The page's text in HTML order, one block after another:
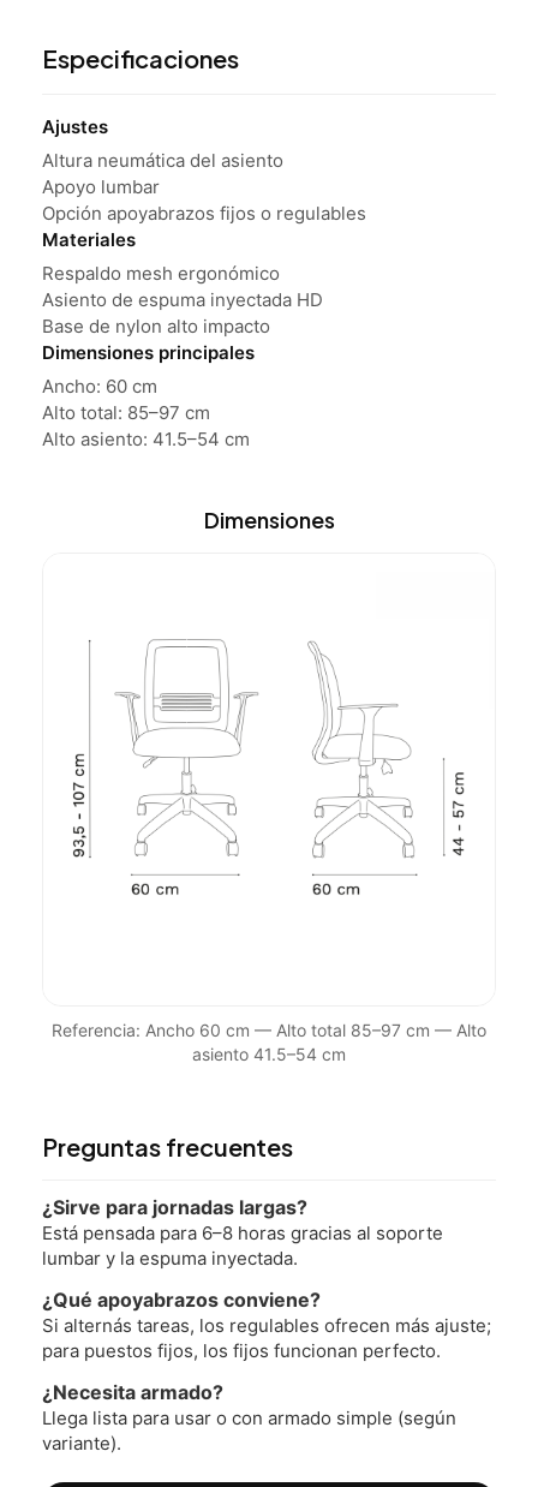
Especificaciones
Ajustes
Altura neumática del asiento
Apoyo lumbar
Opción apoyabrazos fijos o regulables
Materiales
Respaldo mesh ergonómico
Asiento de espuma inyectada HD
Base de nylon alto impacto
Dimensiones principales
Ancho: 60 cm
Alto total: 85–97 cm
Alto asiento: 41.5–54 cm
Dimensiones
Referencia: Ancho 60 cm — Alto total 85–97 cm — Alto
asiento 41.5–54 cm
Preguntas frecuentes
¿Sirve para jornadas largas?
Está pensada para 6–8 horas gracias al soporte
lumbar y la espuma inyectada.
¿Qué apoyabrazos conviene?
Si alternás tareas, los regulables ofrecen más ajuste;
para puestos fijos, los fijos funcionan perfecto.
¿Necesita armado?
Llega lista para usar o con armado simple (según
variante).